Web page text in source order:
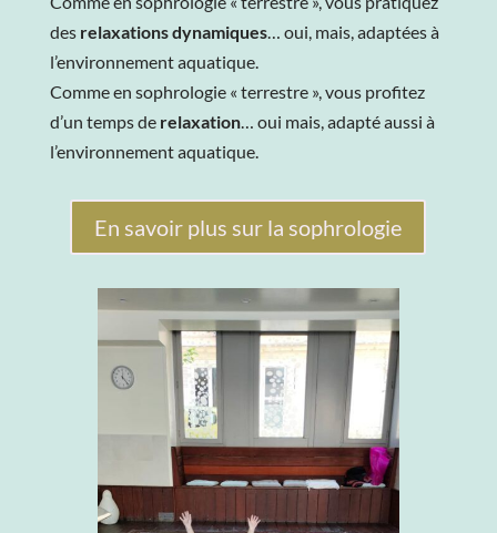
des relaxations dynamiques… oui, mais, adaptées à
l’environnement aquatique.
Comme en sophrologie « terrestre », vous profitez
d’un temps de relaxation… oui mais, adapté aussi à
l’environnement aquatique.
En savoir plus sur la sophrologie